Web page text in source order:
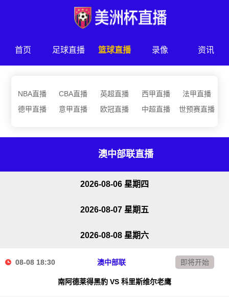
首页 足球直播 篮球直播 录像 资讯
NBA直播 CBA直播 英超直播 西甲直播
法甲直播
德甲直播
意甲直播 欧冠直播 中超直播 世预赛直播
澳中部联直播
2026-08-06 星期四
2026-08-07 星期五
2026-08-08 星期六
08-08 18:30 澳中部联
南阿德莱得黑豹 VS 科里斯维尔老鹰
即将开始